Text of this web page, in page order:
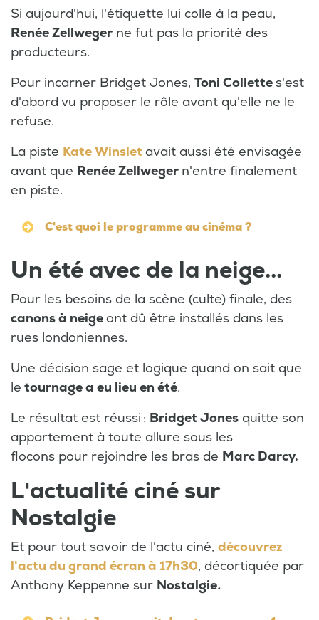
Si aujourd'hui, l'étiquette lui colle à la peau,
Renée Zellweger ne fut pas la priorité des
producteurs.
Pour incarner Bridget Jones, Toni Collettes'est
d'abord vu proposer le rôle avant qu'elle ne le
refuse.
La piste Kate Winslet avait aussi été envisagée
avant que Renée Zellweger n'entre finalement
en piste.
C'est quoi le programme au cinéma ?
Un été avec de la neige...
Pour les besoins de la scène (culte) finale, des
canons à neigeont dû être installés dans les
rues londoniennes.
Une décision sage et logique quand on sait que
le tournage a eu lieu en été.
Le résultat est réussi : Bridget Jones quitte son
appartement à toute allure sous les
flocons pour rejoindre les bras de Marc Darcy.
L'actualité ciné sur
Nostalgie
Et pour tout savoir de l'actu ciné, découvrez
l'actu du grand écran à 17h30, décortiquée par
Anthony Keppenne sur Nostalgie.